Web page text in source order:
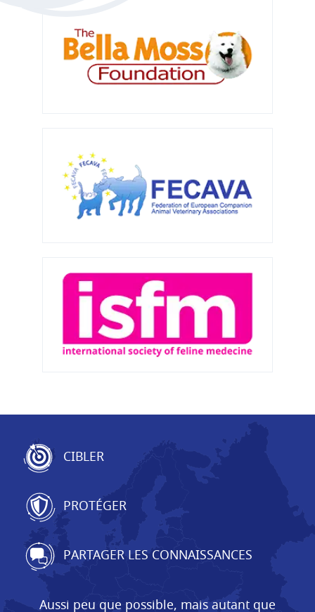
CIBLER
PROTÉGER
PARTAGER LES CONNAISSANCES
Aussi peu que possible, mais autant que